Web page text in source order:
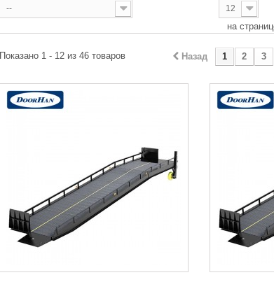
-- 12
на
Назад 1 2 3
Показано 1 - 12 из 46 товаров
Отправить